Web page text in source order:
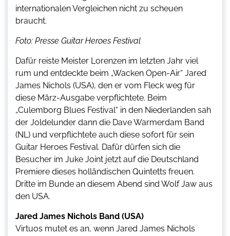
internationalen Vergleichen nicht zu scheuen
braucht.
Foto: Presse Guitar Heroes Festival
Dafür reiste Meister Lorenzen im letzten Jahr viel
rum und entdeckte beim „Wacken Open-Air“ Jared
James Nichols (USA), den er vom Fleck weg für
diese März-Ausgabe verpflichtete. Beim
„Culemborg Blues Festival“ in den Niederlanden sah
der Joldelunder dann die Dave Warmerdam Band
(NL) und verpflichtete auch diese sofort für sein
Guitar Heroes Festival. Dafür dürfen sich die
Besucher im Juke Joint jetzt auf die Deutschland
Premiere dieses holländischen Quintetts freuen.
Dritte im Bunde an diesem Abend sind Wolf Jaw aus
den USA.
Jared James Nichols Band (USA)
Virtuos mutet es an, wenn Jared James Nichols